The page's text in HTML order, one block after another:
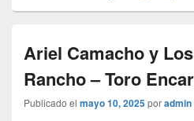
Ariel Camacho y
Rancho – Toro
Publicado el mayo 10, 2025poradmin